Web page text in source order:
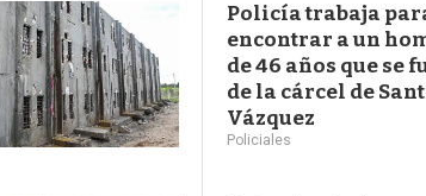
Policía trabaja
encontrar a un
de 46 años que se
de la cárcel de
Vázquez
Policiales